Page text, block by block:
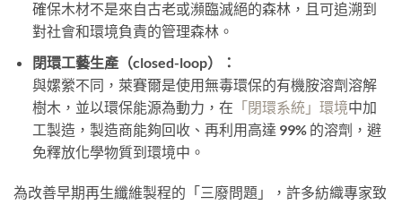
確保木材不是來自古老或瀕臨滅絕的森林，且可追溯到
對社會和環境負責的管理森林。
閉環工藝生產（closed-loop）：
與嫘縈不同，萊賽爾是使用無毒環保的有機胺溶劑溶解
樹木，並以環保能源為動力，在 「閉環系統」環境中加
工製造，製造商能夠回收、再利用高達 99% 的溶劑，避
免釋放化學物質到環境中。
為改善早期再生纖維製程的「三廢問題」，許多紡織專家致